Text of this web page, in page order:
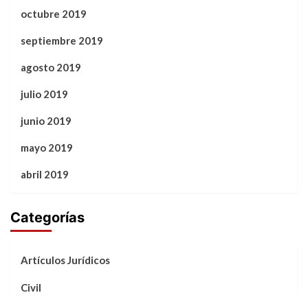
octubre 2019
septiembre 2019
agosto 2019
julio 2019
junio 2019
mayo 2019
abril 2019
Categorías
Artículos Jurídicos
Civil